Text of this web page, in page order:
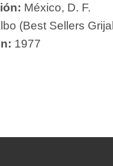
México, D. F.
(Best Sellers
1977